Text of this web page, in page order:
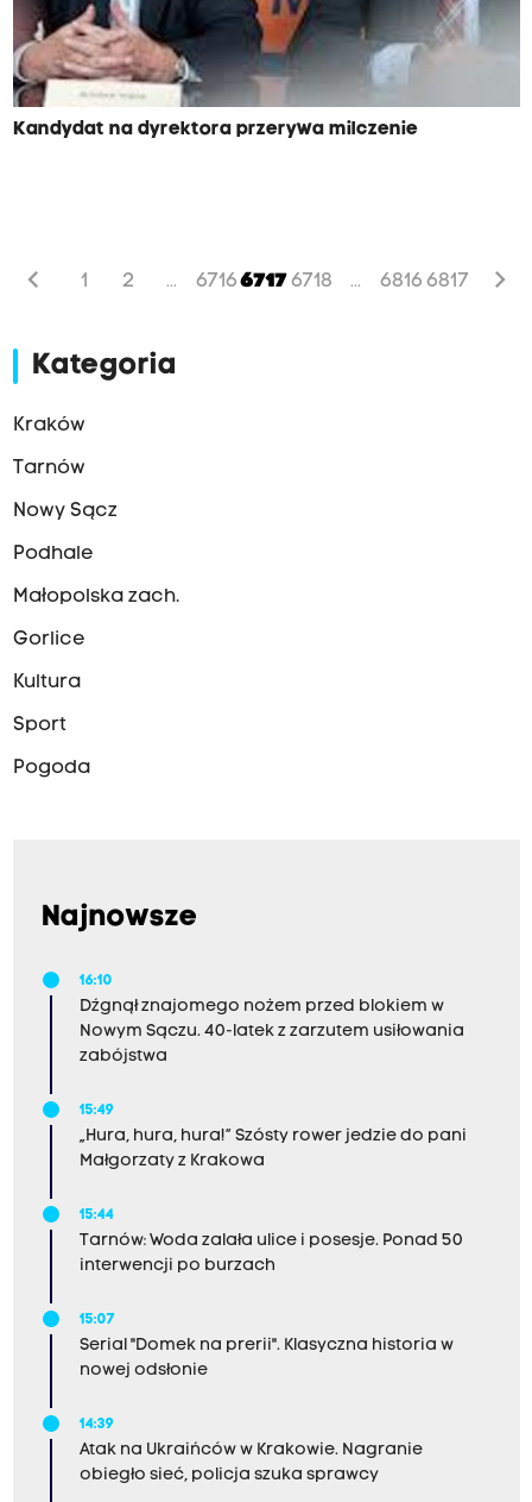
Kandydat na dyrektora przerywa milczenie
chevron_left 1 2 ... 6716 6717 6718 ... 6816 6817 chevron_right
Kategoria
Kraków
Tarnów
Nowy Sącz
Podhale
Małopolska zach.
Gorlice
Kultura
Sport
Pogoda
Najnowsze
16:10
Dźgnął znajomego nożem przed blokiem w
Nowym Sączu. 40-latek z zarzutem usiłowania
zabójstwa
15:49
„Hura, hura, hura!” Szósty rower jedzie do pani
Małgorzaty z Krakowa
15:44
Tarnów: Woda zalała ulice i posesje. Ponad 50
interwencji po burzach
15:07
Serial "Domek na prerii". Klasyczna historia w
nowej odsłonie
14:39
Atak na Ukraińców w Krakowie. Nagranie
obiegło sieć, policja szuka sprawcy